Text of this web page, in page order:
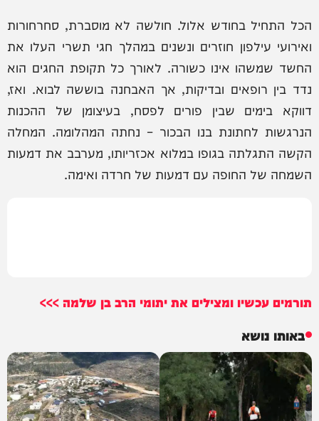
הכל התחיל בחודש אלול. חולשה לא מוסברת, סחרחורות
ואירועי עילפון חוזרים ונשנים במהלך חגי תשרי העלו את
החשד שמשהו אינו כשורה. לאורך כל תקופת החגים הוא
נדד בין רופאים ובדיקות, אך האבחנה בוששה לבוא. ואז,
דווקא בימים שבין פורים לפסח, בעיצומן של ההכנות
הנרגשות לחתונת בנו הבכור – נחתה המהלומה. המחלה
הקשה התגלתה בגופו במלוא אכזריותו, מערבב את דמעות
השמחה של החופה עם דמעות של חרדה ואימה.
תורמים עכשיו ומצילים את יתומי הרב בן שלמה >>>
באותו נושא